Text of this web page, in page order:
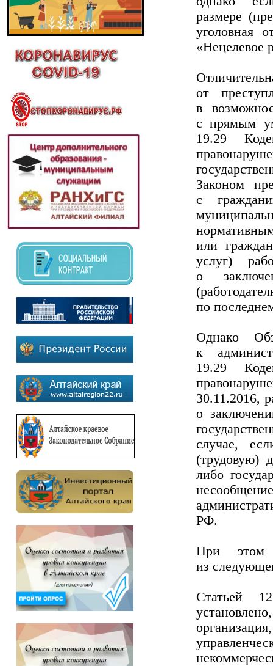
размере
уголовная
«Нецелевое
от
в
с прямым
19.29
Законом
с
или
услуг)
о
по
Однако
к
19.29
30.11.2016,
о
случае,
(трудовую)
либо
РФ.
При этом
из
Статьей